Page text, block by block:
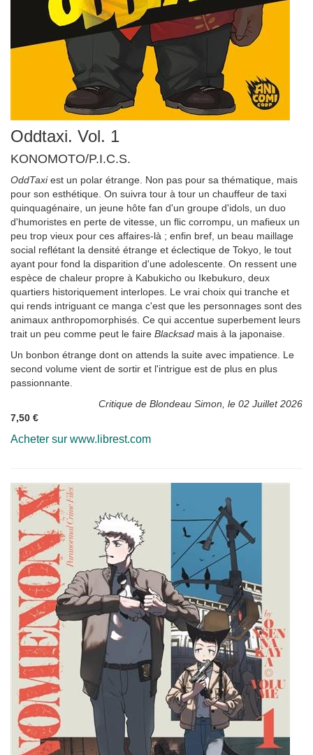
Oddtaxi. Vol. 1
KONOMOTO/P.I.C.S.
OddTaxiest un polar étrange. Non pas pour sa thématique, mais
pour son esthétique. On suivra tour à tour un chauffeur de taxi
quinquagénaire, un jeune hôte fan d'un groupe d'idols, un duo
d'humoristes en perte de vitesse, un flic corrompu, un mafieux un
peu trop vieux pour ces affaires-là ; enfin bref, un beau maillage
social reflétant la densité étrange et éclectique de Tokyo, le tout
ayant pour fond la disparition d'une adolescente. On ressent une
espèce de chaleur propre à Kabukicho ou Ikebukuro, deux
quartiers historiquement interlopes. Le vrai choix qui tranche et
qui rends intriguant ce manga c'est que les personnages sont des
animaux anthropomorphisés. Ce qui accentue superbement leurs
trait un peu comme peut le faire Blacksad mais à la japonaise.
Un bonbon étrange dont on attends la suite avec impatience. Le
second volume vient de sortir et l'intrigue est de plus en plus
passionnante.
Critique de Blondeau Simon, le 02 Juillet 2026
7,50 €
Acheter sur www.librest.com